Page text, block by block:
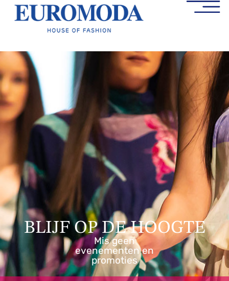
BLIJF OP DE HOOGTE
Mis geen
evenementen en
promoties